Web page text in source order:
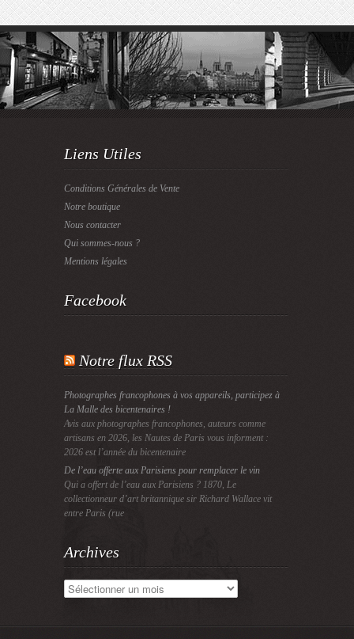
Liens Utiles
Conditions Générales de Vente
Notre boutique
Nous contacter
Qui sommes-nous ?
Mentions légales
Facebook
Notre flux RSS
Photographes francophones à vos appareils, participez à
La Malle des bicentenaires !
Avis aux photographes francophones, auteurs comme
artisans en 2026, les Nautes de Paris vous informent :
2026 est l’année du bicentenaire
De l’eau offerte aux Parisiens pour remplacer le vin
Qui a offert de l’eau aux Parisiens ? 1870, Le
collectionneur d’art britannique sir Richard Wallace vit
entre Paris (rue
Archives
Archives